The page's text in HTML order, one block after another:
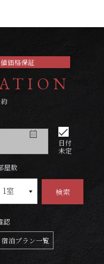
価格保証
日付
未定
屋数
認
宿泊プラン一覧